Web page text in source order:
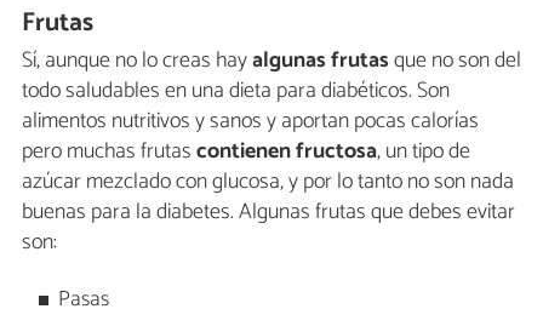
Frutas
Sí, aunque no lo creas hayalgunas frutasque no son del
todo saludables en una dieta para diabéticos. Son
alimentos nutritivos y sanos y aportan pocas calorías
pero muchas frutascontienen fructosa, un tipo de
azúcar mezclado con glucosa, y por lo tanto no son nada
buenas para la diabetes. Algunas frutas que debes evitar
son:
Pasas